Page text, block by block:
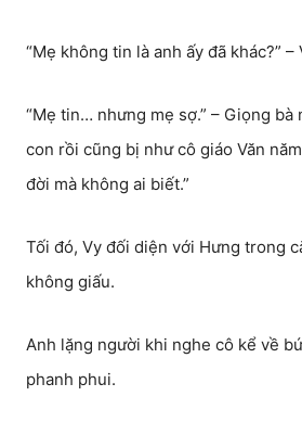
“Mẹ không tin là anh ấy đã khác?” –
“Mẹ tin… nhưng mẹ sợ.” – Giọng bà
con rồi cũng bị như cô giáo Văn
đời mà không ai biết.”
Tối đó, Vy đối diện với Hưng trong
không giấu.
Anh lặng người khi nghe cô kể về
phanh phui.